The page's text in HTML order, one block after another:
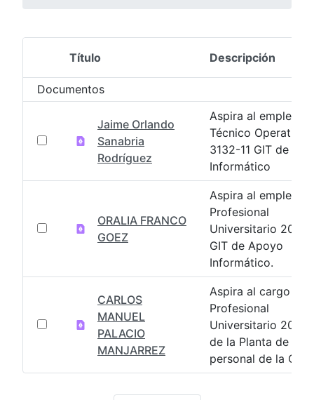
Selección del elemento
Título Descripción
Documentos
Jaime Orlando
Sanabria
Rodríguez
Aspira al empleo
Técnico Operativo
3132-11 GIT de
Informático
ORALIA FRANCO
GOEZ
Aspira al empleo
Profesional
Universitario
GIT de Apoyo
Informático.
CARLOS
MANUEL
PALACIO
MANJARREZ
Aspira al cargo
Profesional
Universitario
de la Planta de
personal de la